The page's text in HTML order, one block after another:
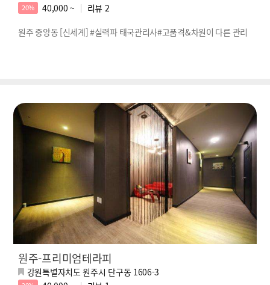
20% 40,000 ~ 리뷰 2
원주 중앙동 [신세계] #실력파 태국관리사#고품격&차원이 다른 관리
원주-프리미엄테라피
강원특별자치도 원주시 단구동 1606-3